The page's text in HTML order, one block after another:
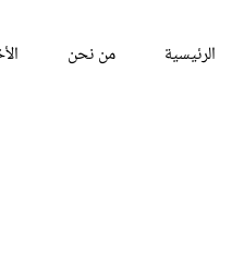
الرئيسية من نحن